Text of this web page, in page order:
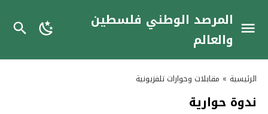
المرصد الوطني فلسطين
والعالم
الرئيسية » مقابلات وحوارات تلفزيونية
ندوة حوارية